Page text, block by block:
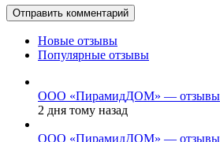
Новые отзывы
Популярные отзывы
ООО «ПирамидДОМ» — отзывы
2 дня тому назад
ООО «ПирамидДОМ» — отзывы